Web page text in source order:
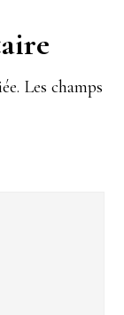
Les champs